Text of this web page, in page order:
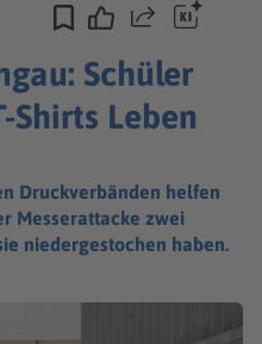
Teilen
Schüler
Leben
Druckverbänden helfen
Messerattacke zwei
niedergestochen haben.